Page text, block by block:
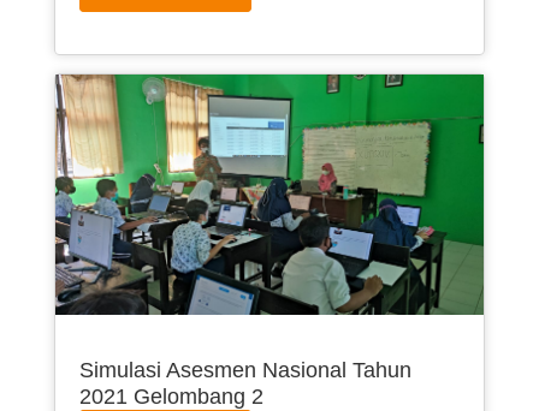
Simulasi Asesmen Nasional Tahun
2021 Gelombang 2